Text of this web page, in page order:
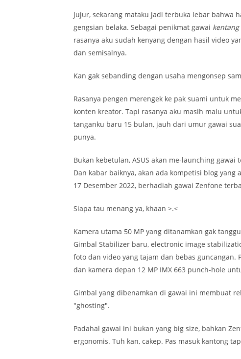
Jujur, sekarang mataku jadi terbuka lebar bahwa
gengsian belaka. Sebagai penikmat gawai kentang
rasanya aku sudah kenyang dengan hasil video
dan semisalnya.
Kan gak sebanding dengan usaha mengonsep
Rasanya pengen merengek ke pak suami untuk
konten kreator. Tapi rasanya aku masih malu
tanganku baru 15 bulan, jauh dari umur gawai
punya.
Bukan kebetulan, ASUS akan me-launching
Dan kabar baiknya, akan ada kompetisi blog
17 Desember 2022, berhadiah gawai Zenfone
Siapa tau menang ya, khaan >.<
Kamera utama 50 MP yang ditanamkan gak
Gimbal Stabilizer baru, electronic image
foto dan video yang tajam dan bebas guncangan.
dan kamera depan 12 MP IMX 663 punch-hole
Gimbal yang dibenamkan di gawai ini membuat
"ghosting".
Padahal gawai ini bukan yang big size, bahkan
ergonomis. Tuh kan, cakep. Pas masuk kantong